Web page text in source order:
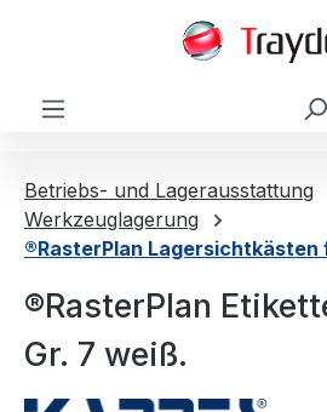
Betriebs- und Lagerausstattung
Werkzeuglagerung
®RasterPlan
®RasterPlan
Gr. 7 weiß.